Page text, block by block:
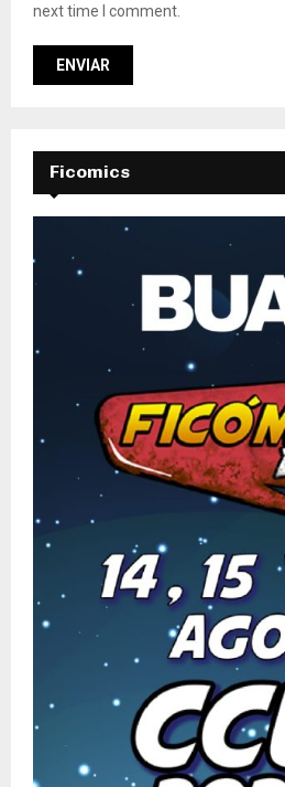
next time I comment.
Ficomics